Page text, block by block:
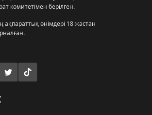
комитетімен берілген.
ақпараттық өнімдері 18 жастан